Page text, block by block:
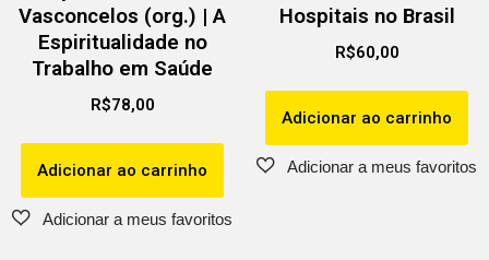
Vasconcelos (org.) | A
Espiritualidade no
Trabalho em Saúde
R$78,00
Adicionar ao carrinho
Hospitais no Brasil
R$60,00
Adicionar ao carrinho